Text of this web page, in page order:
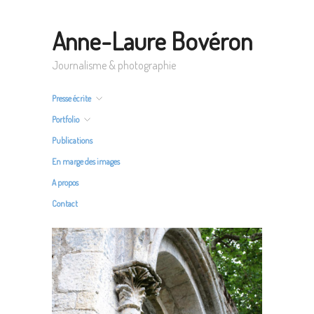
Anne-Laure Bovéron
Journalisme & photographie
Presse écrite
Portfolio
Publications
En marge des images
A propos
Contact